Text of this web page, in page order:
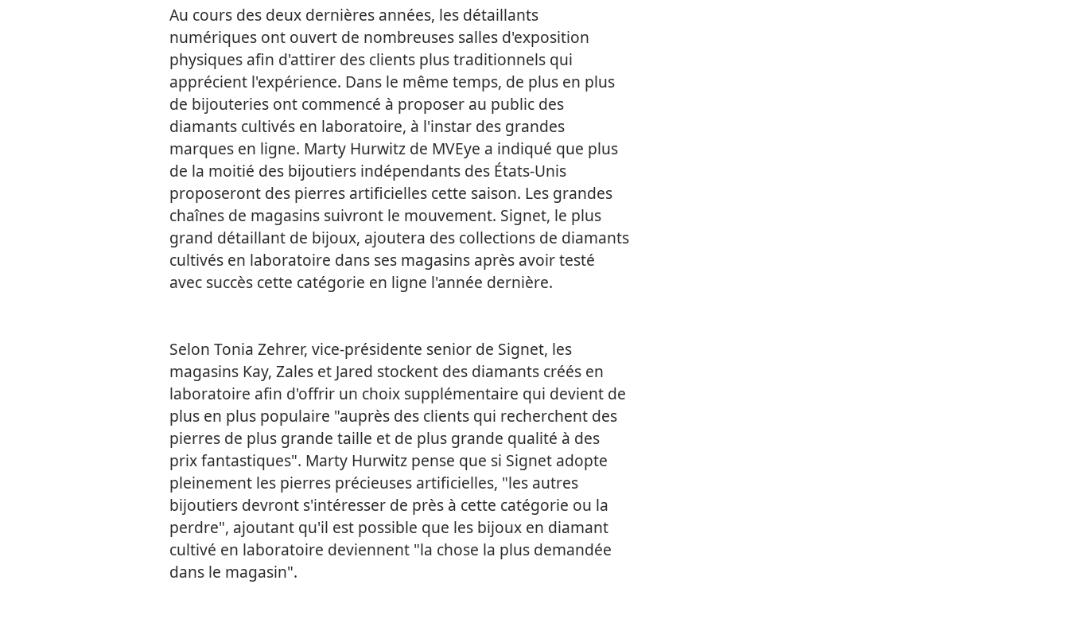
Au cours des deux dernières années, les détaillants
numériques ont ouvert de nombreuses salles d'exposition
physiques afin d'attirer des clients plus traditionnels qui
apprécient l'expérience. Dans le même temps, de plus en plus
de bijouteries ont commencé à proposer au public des
diamants cultivés en laboratoire, à l'instar des grandes
marques en ligne. Marty Hurwitz de MVEye a indiqué que plus
de la moitié des bijoutiers indépendants des États-Unis
proposeront des pierres artificielles cette saison. Les grandes
chaînes de magasins suivront le mouvement. Signet, le plus
grand détaillant de bijoux, ajoutera des collections de diamants
cultivés en laboratoire dans ses magasins après avoir testé
avec succès cette catégorie en ligne l'année dernière.
Selon Tonia Zehrer, vice-présidente senior de Signet, les
magasins Kay, Zales et Jared stockent des diamants créés en
laboratoire afin d'offrir un choix supplémentaire qui devient de
plus en plus populaire "auprès des clients qui recherchent des
pierres de plus grande taille et de plus grande qualité à des
prix fantastiques". Marty Hurwitz pense que si Signet adopte
pleinement les pierres précieuses artificielles, "les autres
bijoutiers devront s'intéresser de près à cette catégorie ou la
perdre", ajoutant qu'il est possible que les bijoux en diamant
cultivé en laboratoire deviennent "la chose la plus demandée
dans le magasin".